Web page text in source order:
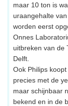
maar 10 ton is
uraangehalte
worden eerst
Onnes
uitbreken van de
Delft.
Ook Philips
precies met de
maar schijnbaar
bekend en in de